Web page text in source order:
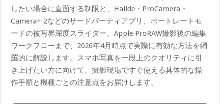
したい場合に直面する制限と、Halide・ProCamera・
Camera+ 2などのサードパーティアプリ、ポートレートモ
ードの被写界深度スライダー、Apple ProRAW撮影後の編集
ワークフローまで、2026年4月時点で実際に有効な方法を網
羅的に解説します。スマホ写真を一段上のクオリティに引
き上げたい方に向けて、撮影現場ですぐ使える具体的な操
作手順と機種ごとの注意点をお届けします。